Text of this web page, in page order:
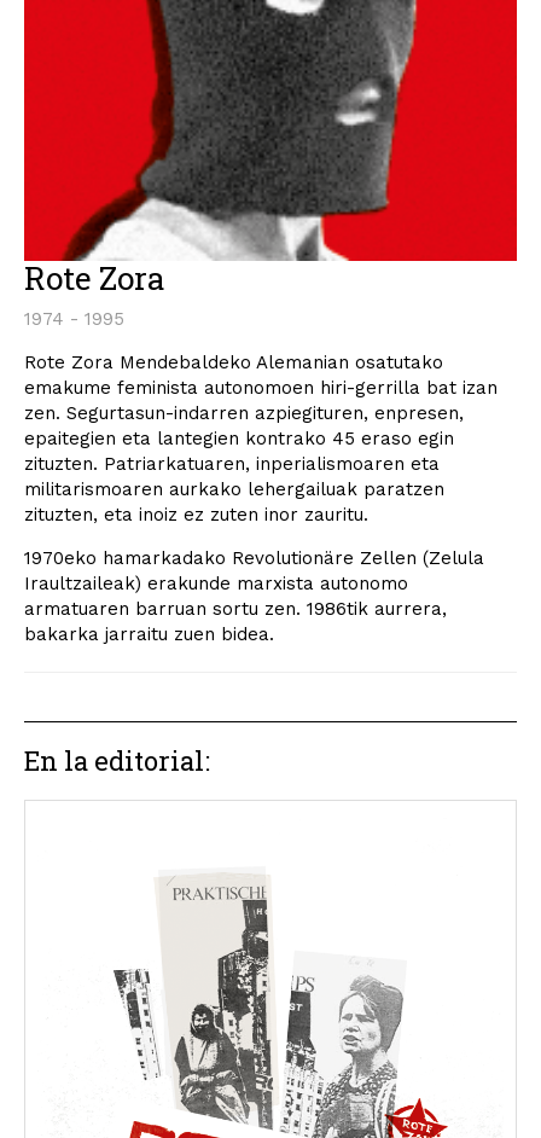
Rote Zora
1974 - 1995
Rote Zora Mendebaldeko Alemanian osatutako
emakume feminista autonomoen hiri-gerrilla bat izan
zen. Segurtasun-indarren azpiegituren, enpresen,
epaitegien eta lantegien kontrako 45 eraso egin
zituzten. Patriarkatuaren, inperialismoaren eta
militarismoaren aurkako lehergailuak paratzen
zituzten, eta inoiz ez zuten inor zauritu.
1970eko hamarkadako Revolutionäre Zellen (Zelula
Iraultzaileak) erakunde marxista autonomo
armatuaren barruan sortu zen. 1986tik aurrera,
bakarka jarraitu zuen bidea.
En la editorial: